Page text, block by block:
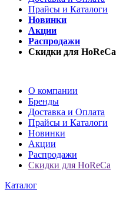
Прайсы и Каталоги
Новинки
Акции
Распродажи
Скидки для HoReCa
О компании
Бренды
Доставка и Оплата
Прайсы и Каталоги
Новинки
Акции
Распродажи
Скидки для HoReCa
Каталог